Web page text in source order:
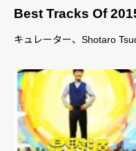
Best Tracks Of
キュレーター、Shotaro